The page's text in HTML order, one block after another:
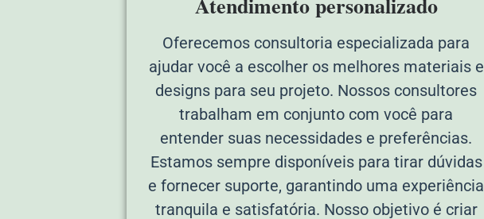
Oferecemos consultoria especializada para
ajudar você a escolher os melhores materiais e
designs para seu projeto. Nossos consultores
trabalham em conjunto com você para
entender suas necessidades e preferências.
Estamos sempre disponíveis para tirar dúvidas
e fornecer suporte, garantindo uma experiência
tranquila e satisfatória. Nosso objetivo é criar